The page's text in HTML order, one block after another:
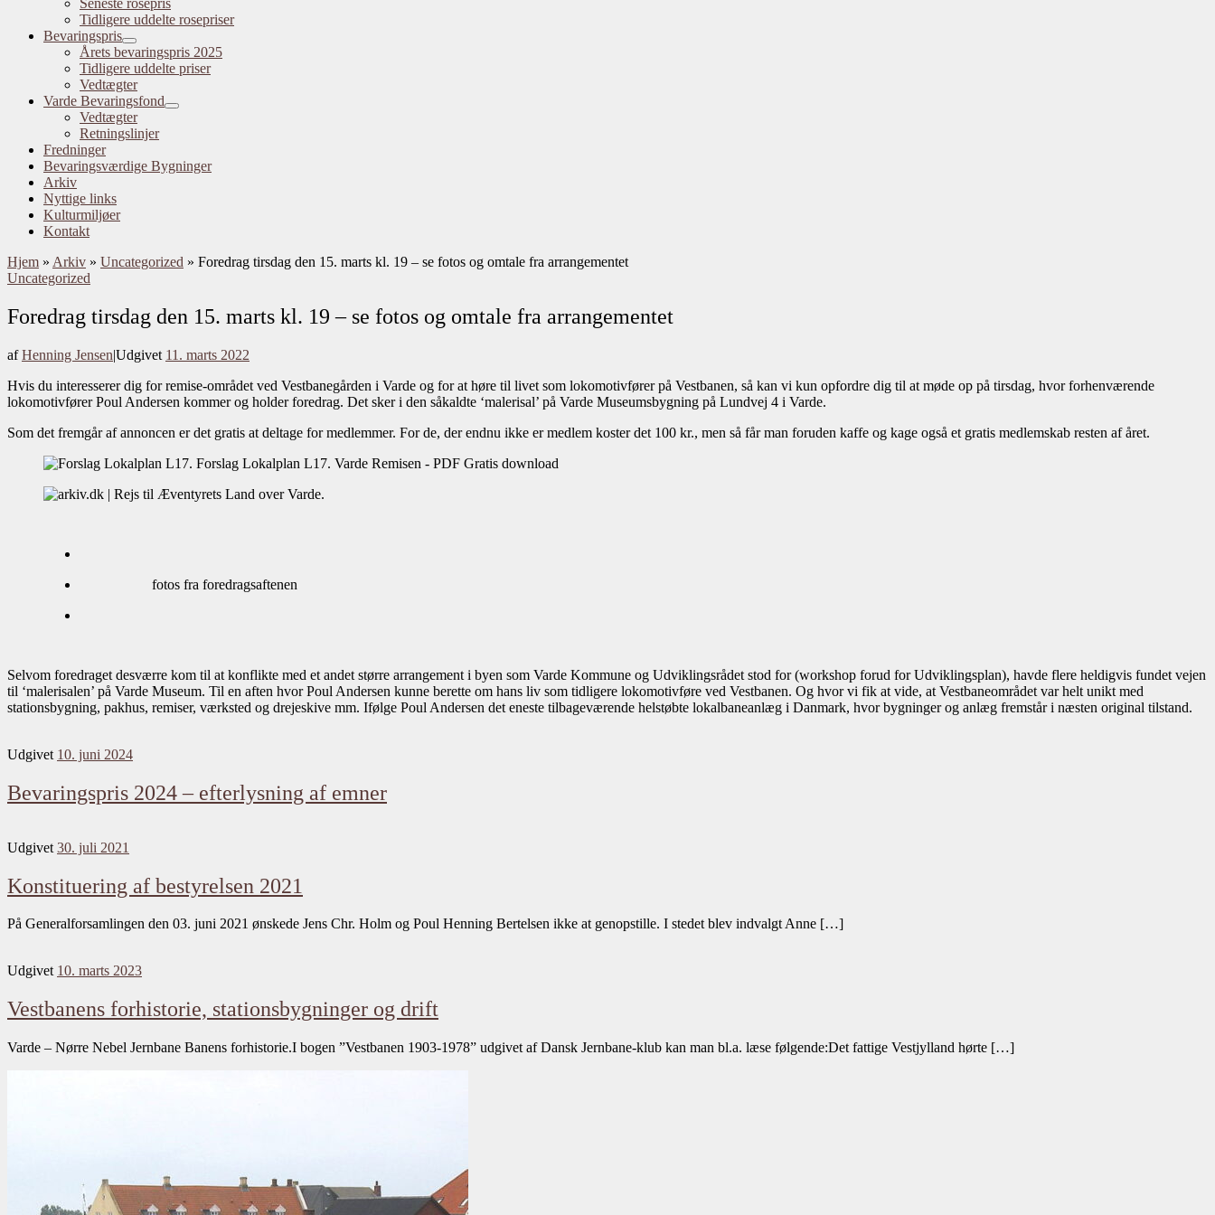
Seneste rosepris
Tidligere uddelte rosepriser
Bevaringspris
Årets bevaringspris 2025
Tidligere uddelte priser
Vedtægter
Varde Bevaringsfond
Vedtægter
Retningslinjer
Fredninger
Bevaringsværdige Bygninger
Arkiv
Nyttige links
Kulturmiljøer
Kontakt
Hjem » Arkiv » Uncategorized » Foredrag tirsdag den 15. marts kl. 19 – se fotos og omtale fra arrangementet
Uncategorized
Foredrag tirsdag den 15. marts kl. 19 – se fotos og omtale fra arrangementet
afHenning Jensen|Udgivet 11. marts 2022
Hvis du interesserer dig for remise-området ved Vestbanegården i Varde og for at høre til livet som lokomotivfører på Vestbanen, så kan vi kun opfordre dig til at møde op på tirsdag, hvor forhenværende
lokomotivfører Poul Andersen kommer og holder foredrag. Det sker i den såkaldte ‘malerisal’ på Varde Museumsbygning på Lundvej 4 i Varde.
Som det fremgår af annoncen er det gratis at deltage for medlemmer. For de, der endnu ikke er medlem koster det 100 kr., men så får man foruden kaffe og kage også et gratis medlemskab resten af året.
fotos fra foredragsaftenen
Selvom foredraget desværre kom til at konflikte med et andet større arrangement i byen som Varde Kommune og Udviklingsrådet stod for (workshop forud for Udviklingsplan), havde flere heldigvis fundet vejen
til ‘malerisalen’ på Varde Museum. Til en aften hvor Poul Andersen kunne berette om hans liv som tidligere lokomotivføre ved Vestbanen. Og hvor vi fik at vide, at Vestbaneområdet var helt unikt med
stationsbygning, pakhus, remiser, værksted og drejeskive mm. Ifølge Poul Andersen det eneste tilbageværende helstøbte lokalbaneanlæg i Danmark, hvor bygninger og anlæg fremstår i næsten original tilstand.
Udgivet 10. juni 2024
Bevaringspris 2024 – efterlysning af emner
Udgivet 30. juli 2021
Konstituering af bestyrelsen 2021
På Generalforsamlingen den 03. juni 2021 ønskede Jens Chr. Holm og Poul Henning Bertelsen ikke at genopstille. I stedet blev indvalgt Anne […]
Udgivet 10. marts 2023
Vestbanens forhistorie, stationsbygninger og drift
Varde – Nørre Nebel Jernbane Banens forhistorie.I bogen ”Vestbanen 1903-1978” udgivet af Dansk Jernbane-klub kan man bl.a. læse følgende:Det fattige Vestjylland hørte […]